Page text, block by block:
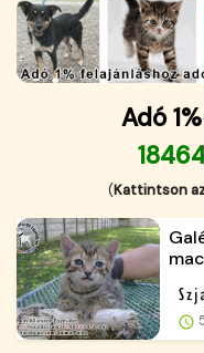
Adó
(Kattintson